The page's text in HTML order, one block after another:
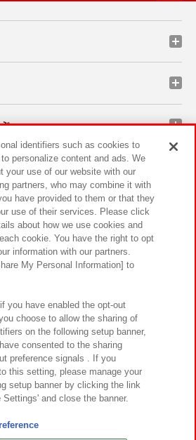
ン
ステナビリティ サイトポリシー
ウェブアクセシビリティ方針と検証結果
もに
応方針 よくあるご質問・お問い合わせ
Namco Amusement Inc.
Namco Amusement Lab Inc.
identifiers such as cookies to
personalize content and ads. We
your use of our website with our
partners, who may combine it with
have provided to them or that they
use of their services. Please click
about how we use cookies and
cookie. You have the right to opt
information with our partners.
My Personal Information] to
you have enabled the opt-out
choose to allow the sharing of
on the following setup banner,
consented to the sharing
preference signals . If you
this setting, please manage your
setup banner by clicking the link
and close the banner.